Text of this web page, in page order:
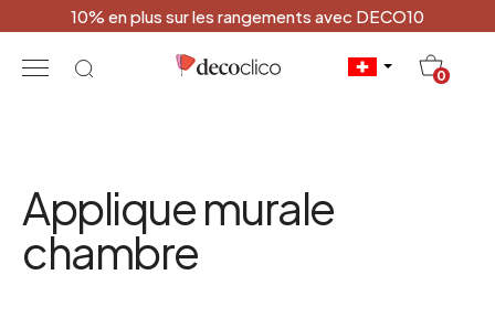
10% en plus sur les rangements avec DECO10
0
Applique murale
chambre